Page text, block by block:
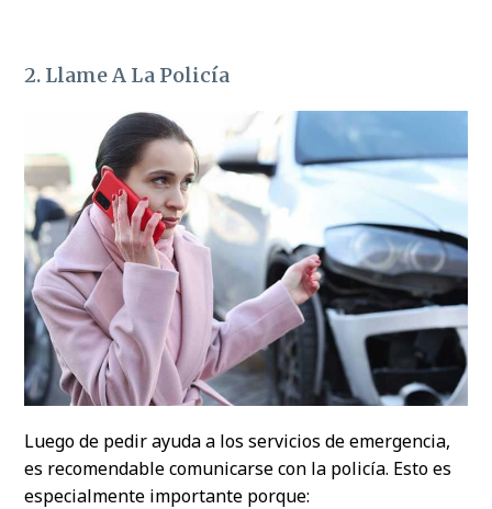
2. Llame A La Policía
Luego de pedir ayuda a los servicios de emergencia,
es recomendable comunicarse con la policía. Esto es
especialmente importante porque: